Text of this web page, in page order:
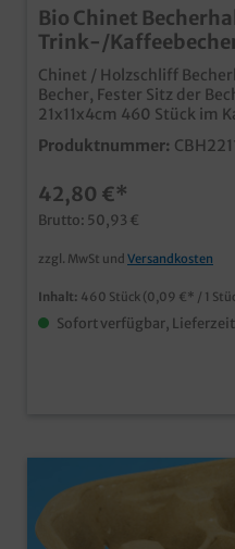
Bio Chinet
Trink-/
Chinet / Holzschliff
Becher, Fester Sitz der
21x11x4cm 460 Stück im Karton ideal für
den Ausschank oder Fastfood
Transport von Trinkbechern z.B. im
Produktnummer:
42,80 €*
Brutto: 50,93 €
zzgl. MwSt und Versandkosten
Inhalt: 460 Stück (0,09 €* / 1
Sofort verfügbar,